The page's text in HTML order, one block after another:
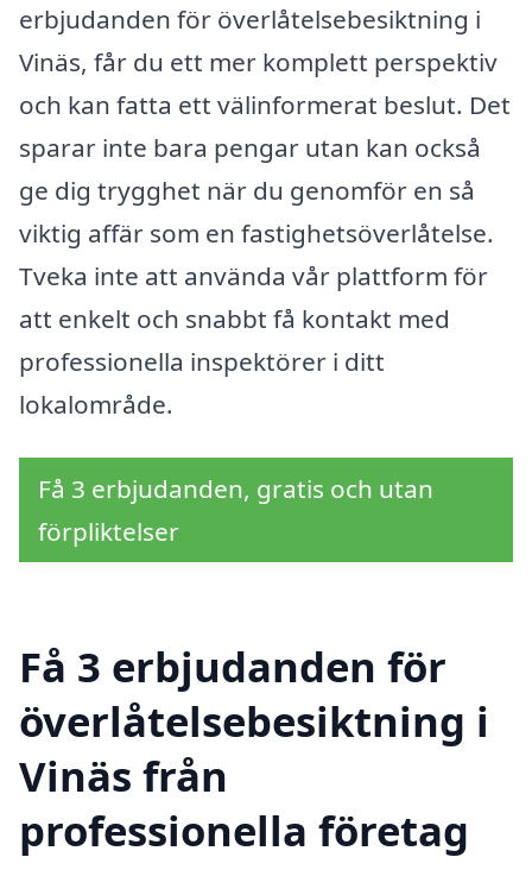
erbjudanden för överlåtelsebesiktning i
Vinäs, får du ett mer komplett perspektiv
och kan fatta ett välinformerat beslut. Det
sparar inte bara pengar utan kan också
ge dig trygghet när du genomför en så
viktig affär som en fastighetsöverlåtelse.
Tveka inte att använda vår plattform för
att enkelt och snabbt få kontakt med
professionella inspektörer i ditt
lokalområde.
Få 3 erbjudanden, gratis och utan
förpliktelser
Få 3 erbjudanden för
överlåtelsebesiktning i
Vinäs från
professionella företag